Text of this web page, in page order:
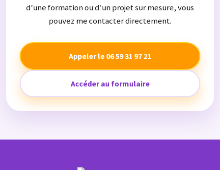
d’une formation ou d’un projet sur mesure, vous
pouvez me contacter directement.
Appeler le 06 59 31 97 21
Accéder au formulaire